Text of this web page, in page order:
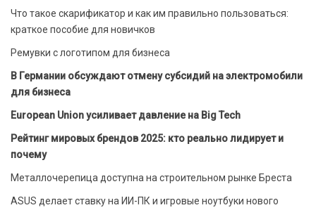
Что такое скарификатор и как им правильно пользоваться:
краткое пособие для новичков
Ремувки с логотипом для бизнеса
В Германии обсуждают отмену субсидий на электромобили
для бизнеса
European Union усиливает давление на Big Tech
Рейтинг мировых брендов 2025: кто реально лидирует и
почему
Металлочерепица доступна на строительном рынке Бреста
ASUS делает ставку на ИИ-ПК и игровые ноутбуки нового